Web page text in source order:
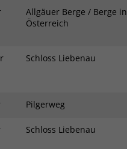
Allgäuer Berge / Berge in
Österreich
Schloss Liebenau
Pilgerweg
Schloss Liebenau
um die
zu speichern